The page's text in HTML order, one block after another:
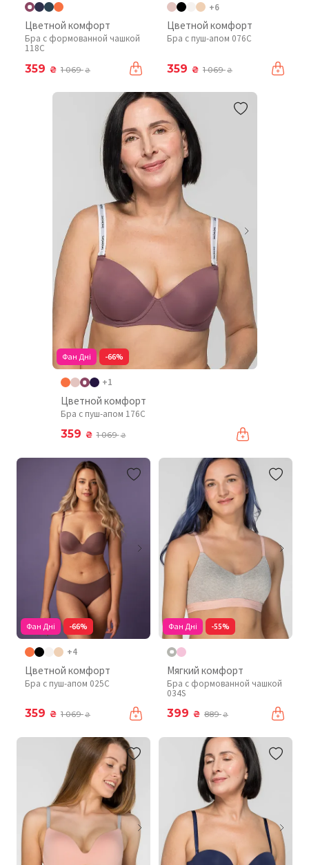
Цветной комфорт
Бра с формованной чашкой
118C
359 ₴ 1 069₴
+6
Цветной комфорт
Бра с пуш-апом 076C
359 ₴ 1 069₴
Фан Дні -66%
+1
Цветной комфорт
Бра с пуш-апом 176C
359 ₴ 1 069₴
Фан Дні -66%
+4
Цветной комфорт
Бра с пуш-апом 025C
359 ₴ 1 069₴
Фан Дні -55%
Мягкий комфорт
Бра с формованной чашкой
034S
399 ₴ 889₴